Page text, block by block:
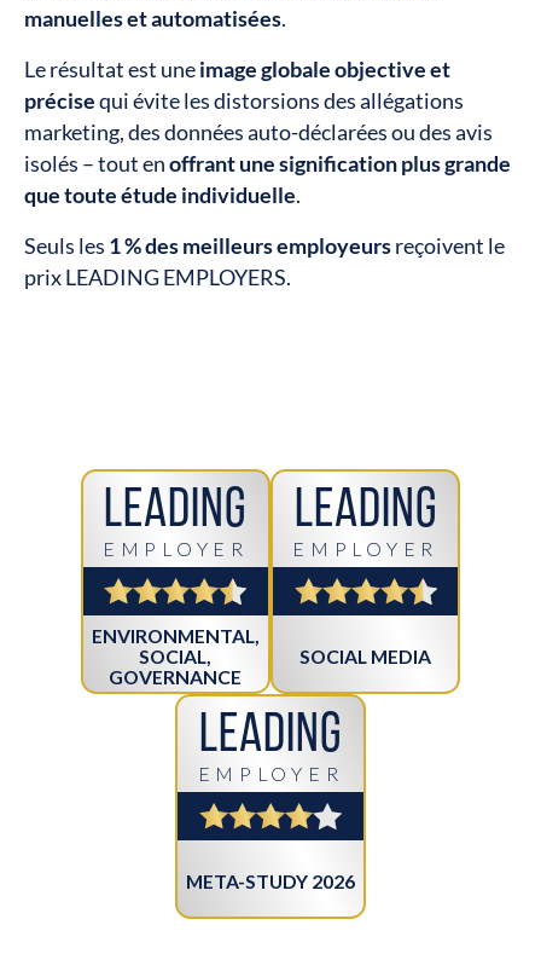
manuelles et automatisées.
Le résultat est uneimage globale objective et
précisequi évite les distorsions des allégations
marketing, des données auto-déclarées ou des avis
isolés – tout enoffrant une signification plus grande
que toute étude individuelle.
Seuls les 1 % des meilleurs employeursreçoivent le
prix LEADING EMPLOYERS.
Leading
EMPLOYER
ENVIRONMENTAL,
SOCIAL,
GOVERNANCE
Leading
EMPLOYER
SOCIAL MEDIA
Leading
EMPLOYER
META-STUDY 2026